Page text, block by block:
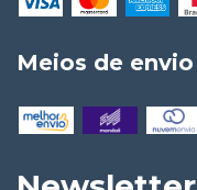
Meios de envio